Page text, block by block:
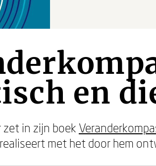
en
zet in zijn boek
met het door hem